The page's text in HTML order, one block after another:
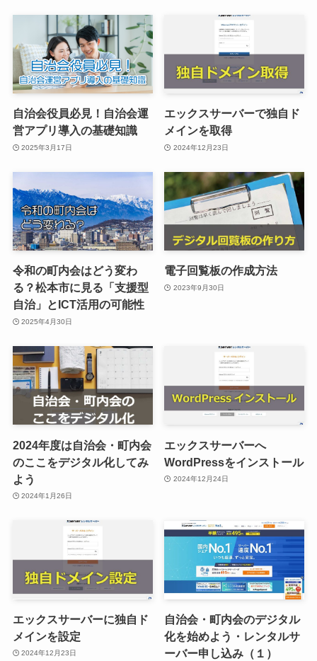
自治会役員必見！自治会運
営アプリ導入の基礎知識
2025年3月17日
エックスサーバーで独自ド
メインを取得
2024年12月23日
令和の町内会はどう変わ
る？松本市に見る「支援型
自治」とICT活用の可能性
2025年4月30日
電子回覧板の作成方法
2023年9月30日
2024年度は自治会・町内会
のここをデジタル化してみ
よう
2024年1月26日
エックスサーバーへ
WordPressをインストール
2024年12月24日
エックスサーバーに独自ド
メインを設定
2024年12月23日
自治会・町内会のデジタル
化を始めよう・レンタルサ
ーバー申し込み（１）